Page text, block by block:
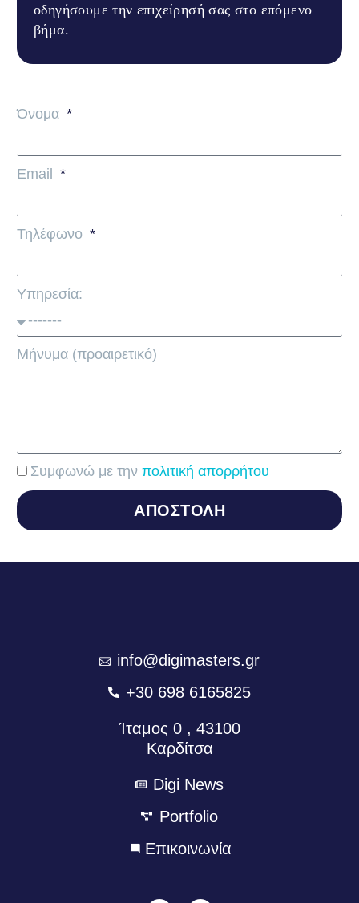
οδηγήσουμε την επιχείρησή σας στο επόμενο
βήμα.
Όνομα
Email
Τηλέφωνο
Υπηρεσία:
Μήνυμα (προαιρετικό)
Συμφωνώ με την πολιτική απορρήτου
ΑΠΟΣΤΟΛΗ
info@digimasters.gr
+30 698 6165825
Ίταμος 0 , 43100
Καρδίτσα
Digi News
Portfolio
Eπικοινωνία